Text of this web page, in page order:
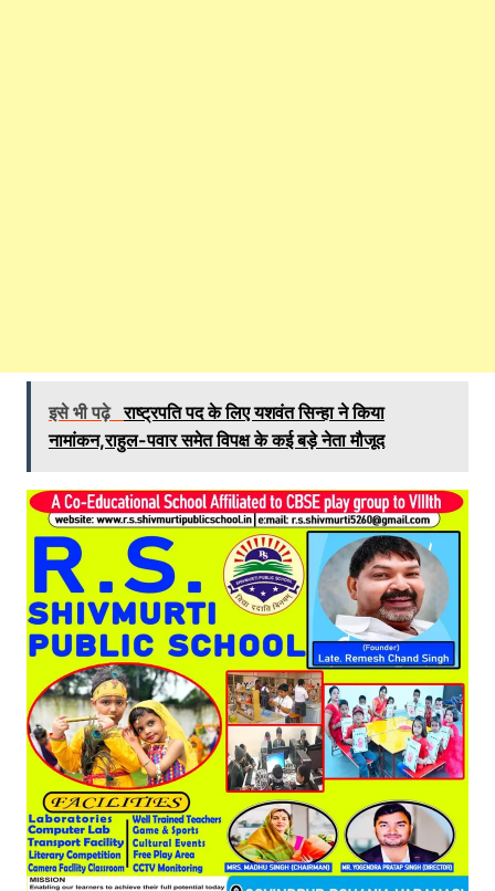
इसे भी पढ़े राष्ट्रपति पद के लिए यशवंत सिन्हा ने किया
नामांकन,राहुल-पवार समेत विपक्ष के कई बड़े नेता मौजूद